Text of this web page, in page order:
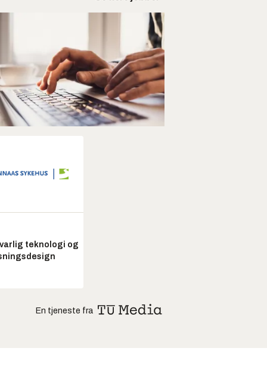
teknologi og
En tjeneste fra